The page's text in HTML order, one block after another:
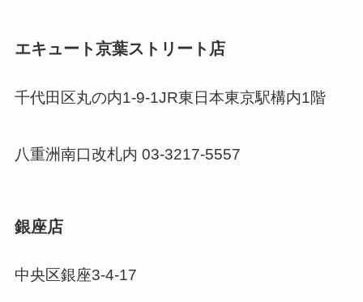
エキュート京葉ストリート店
千代田区丸の内1-9-1JR東日本東京駅構内1階
八重洲南口改札内 03-3217-5557
銀座店
中央区銀座3-4-17